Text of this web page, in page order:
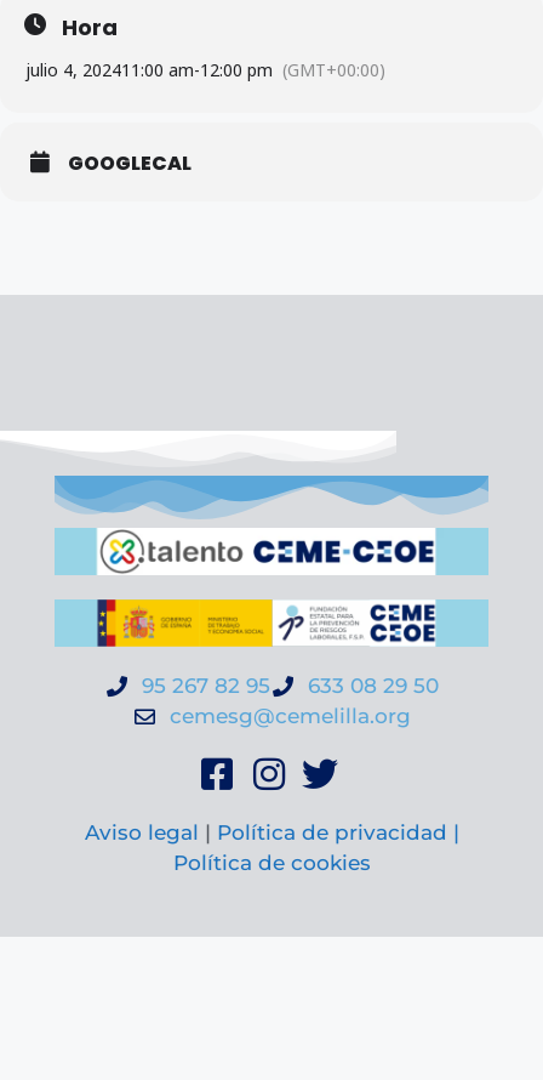
Hora
julio 4, 202411:00 am-12:00 pm (GMT+00:00)
GOOGLECAL
95 267 82 95
633 08 29 50
cemesg@cemelilla.org
Aviso legal | Política de privacidad |
Política de cookies